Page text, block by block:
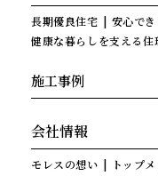
長期優良住宅
安心で
健康な暮らしを支える住
施工事例
会社情報
モレスの想い トップ